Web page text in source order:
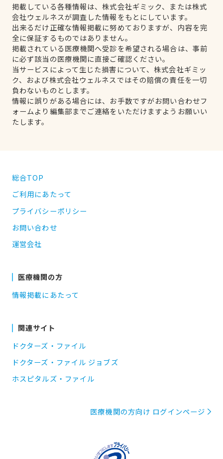
掲載している各種情報は、株式会社ギミック、または株式
会社ウェルネスが調査した情報をもとにしています。
出来るだけ正確な情報掲載に努めておりますが、内容を完
全に保証するものではありません。
掲載されている医療機関へ受診を希望される場合は、事前
に必ず該当の医療機関に直接ご確認ください。
当サービスによって生じた損害について、株式会社ギミッ
ク、および株式会社ウェルネスではその賠償の責任を一切
負わないものとします。
情報に誤りがある場合には、お手数ですがお問い合わせフ
ォームより編集部までご連絡をいただけますようお願いい
たします。
総合TOP
ご利用にあたって
プライバシーポリシー
お問い合わせ
運営会社
医療機関の方
情報掲載にあたって
関連サイト
ドクターズ・ファイル
ドクターズ・ファイル ジョブズ
ホスピタルズ・ファイル
医療機関の方向け ログインページ